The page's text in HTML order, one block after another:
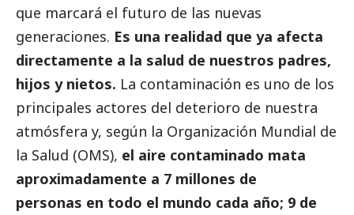
que marcará el futuro de las nuevas
generaciones. Es una realidad que ya afecta
directamente a la salud de nuestros padres,
hijos y nietos. La contaminación es uno de los
principales actores del deterioro de nuestra
atmósfera y, según la Organización Mundial de
la Salud (OMS), el aire contaminado mata
aproximadamente a 7 millones de
personas en todo el mundo cada año; 9 de